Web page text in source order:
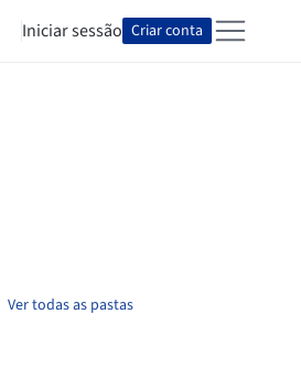
Iniciar sessão Criar conta
Ver todas as pastas